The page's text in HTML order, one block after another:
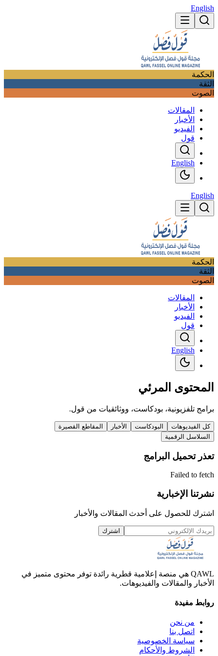
English
الحكمة
الثقة
الصوت
المقالات
الأخبار
الفيديو
قول
English
English
الحكمة
الثقة
الصوت
المقالات
الأخبار
الفيديو
قول
English
المحتوى المرئي
برامج تلفزيونية، بودكاست، ووثائقيات من قول.
كل الفيديوهات البودكاست الأخبار
المقاطع القصيرة
السلاسل الرقمية
تعذر تحميل البرامج
Failed to fetch
نشرتنا الإخبارية
اشترك للحصول على أحدث المقالات والأخبار
اشترك
QAWL هي منصة إعلامية قطرية رائدة توفر محتوى متميز في
الأخبار والمقالات والفيديوهات.
روابط مفيدة
من نحن
اتصل بنا
سياسة الخصوصية
الشروط والأحكام